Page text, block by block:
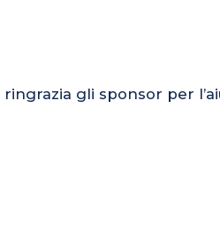
ringrazia gli sponsor per